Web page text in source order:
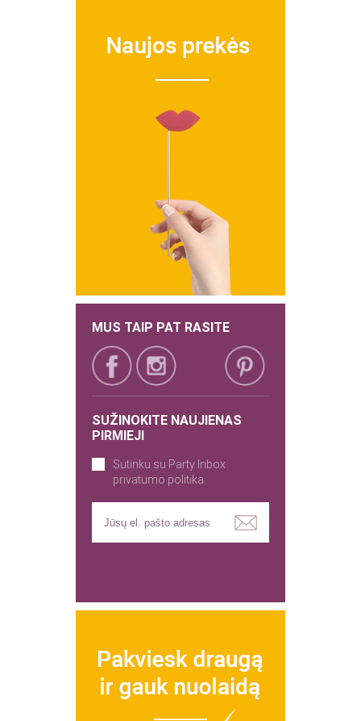
MUS TAIP PAT RASITE
SUŽINOKITE NAUJIENAS
PIRMIEJI
Sutinku su Party Inbox
privatumo politika.